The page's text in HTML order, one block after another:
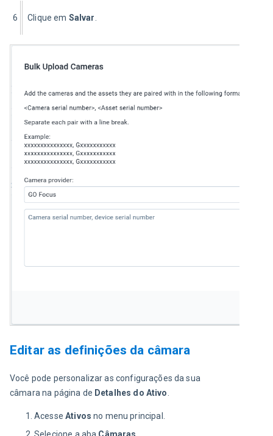
6 Clique em Salvar.
Editar as definições da câmara
Você pode personalizar as configurações da sua
câmara na página de Detalhes do Ativo
AcesseAtivos no menu principal.
Selecione a aba Câmaras